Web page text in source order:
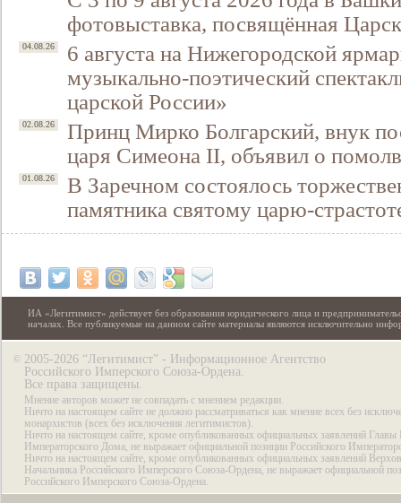
фотовыставка, посвящённая
04.08.26
6 августа на Нижегородской
музыкально-поэтический
царской России»
02.08.26
Принц Мирко Болгарский, внук
царя Симеона II, объявил о
01.08.26
В Заречном состоялось
памятника святому царю-
ИА «Легитимист» действует без образования юридического лица и
началах. Все публикуемые на данном сайте материалы являются исключительно
© 2005-2026 “Легитимист” - Информационное Агентство
Российского Имперского Союза-Ордена.
Все права защищены.
Мнение авторов может не совпадать с мнением редакции.
Ничто на настоящем сайте не должно рассматриваться как мнение всех без
монархистов (всех без исключения легитимистов).
Ничто на настоящем сайте, кроме опубликованных официальных заявлений Главы
Императорского Дома, не выражает официальной позиции Российского
Ничто на настоящем сайте, кроме опубликованных официальных заявлений
Начальника Российского Имперского Союза-Ордена, не выражает официальной
Российского Имперского Союза-Ордена.